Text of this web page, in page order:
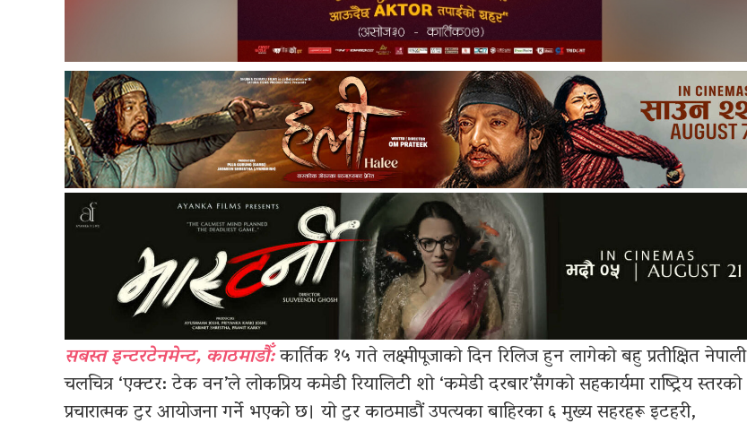
सबस्त इन्टरटेनमेन्ट, काठमाडौँ:कार्तिक १५ गते लक्ष्मीपूजाको दिन रिलिज हुन लागेको बहु प्रतीक्षित नेपाली
चलचित्र ‘एक्टर: टेक वन’ले लोकप्रिय कमेडी रियालिटी शो ‘कमेडी दरबार’सँगको सहकार्यमा राष्ट्रिय स्तरको
प्रचारात्मक टुर आयोजना गर्ने भएको छ। यो टुर काठमाडौं उपत्यका बाहिरका ६ मुख्य सहरहरू इटहरी,